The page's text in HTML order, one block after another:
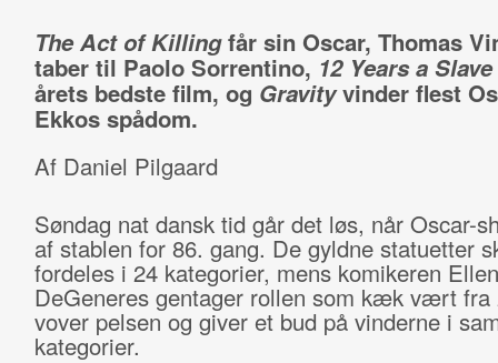
The Act of Killingfår sin Oscar, Thomas
taber til Paolo Sorrentino, 12 Years a Slave
årets bedste film, og Gravityvinder flest
Ekkos spådom.
Af Daniel Pilgaard
Søndag nat dansk tid går det løs, når Oscar-
af stablen for 86. gang. De gyldne statuetter
fordeles i 24 kategorier, mens komikeren Ellen
DeGeneres gentager rollen som kæk vært fra
vover pelsen og giver et bud på vinderne i
kategorier.